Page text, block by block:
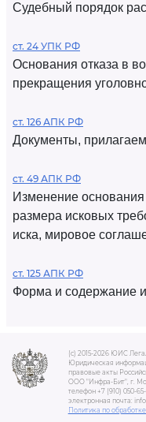
Судебный порядок
ст. 24 УПК РФ
Основания отказа в
прекращения
ст. 126 АПК РФ
Документы,
ст. 49 АПК РФ
Изменение
размера исковых
иска, мировое
ст. 125 АПК РФ
Форма и содержание
(c) 2015-2026 ЮИС
Юридическая
правовые акты
ООО "Инфра-Бит", г.
телефон +7 (910) 050-
электронная почта:
Политика по